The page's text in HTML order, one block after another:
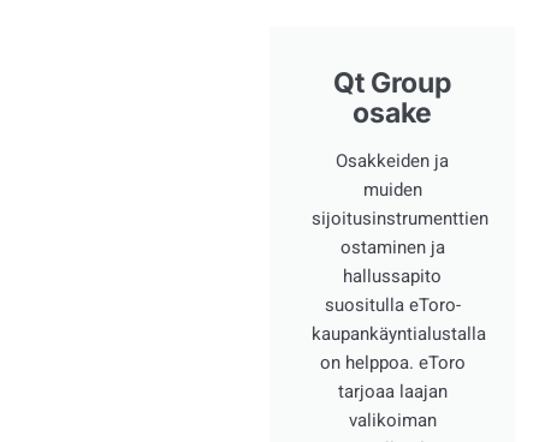
Qt Group
osake
Osakkeiden ja
muiden
sijoitusinstrumenttien
ostaminen ja
hallussapito
suositulla eToro-
kaupankäyntialustalla
on helppoa. eToro
tarjoaa laajan
valikoiman